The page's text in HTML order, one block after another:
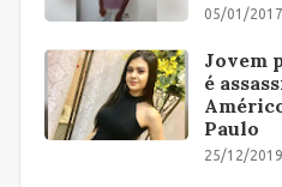
05/01/
Jovem
é
Paulo
25/12/